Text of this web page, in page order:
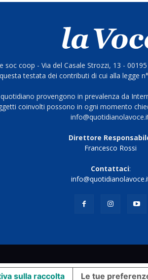
soc coop - Via del Casale Strozzi, 13 -
testata dei contributi di cui alla legge
provengono in prevalenza da
coinvolti possono in ogni momento
Direttore
Francesco Rossi
Contattaci:
sulla raccolta Le tue